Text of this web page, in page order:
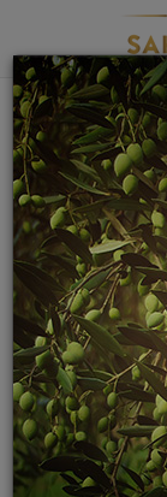
Ana Sayfa
Melda'nın